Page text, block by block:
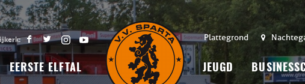
Plattegrond
EERSTE ELFTAL JEUGD